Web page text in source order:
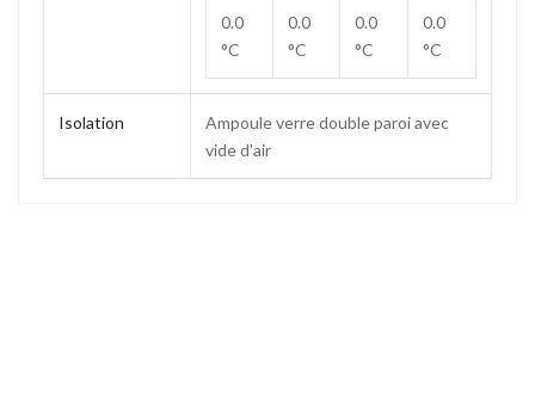
0.0
°C
0.0
°C
0.0
°C
0.0
°C
Isolation
Ampoule verre double paroi avec
vide d'air